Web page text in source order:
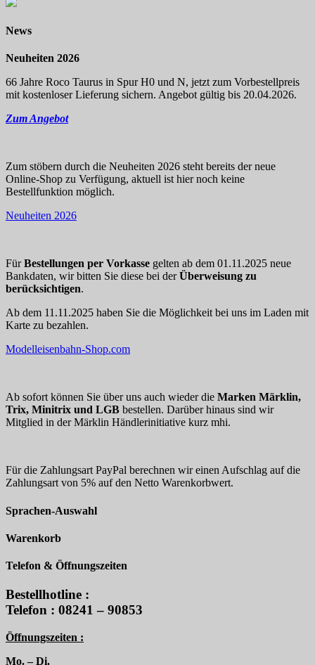
News
Neuheiten 2026
66 Jahre Roco Taurus in Spur H0 und N, jetzt zum Vorbestellpreis
mit kostenloser Lieferung sichern. Angebot gültig bis 20.04.2026.
Zum Angebot
Zum stöbern durch die Neuheiten 2026 steht bereits der neue
Online-Shop zu Verfügung, aktuell ist hier noch keine
Bestellfunktion möglich.
Neuheiten 2026
FürBestellungen per Vorkasse gelten ab dem 01.11.2025 neue
Bankdaten, wir bitten Sie diese bei derÜberweisung zu
berücksichtigen.
Ab dem 11.11.2025 haben Sie die Möglichkeit bei uns im Laden mit
Karte zu bezahlen.
Modelleisenbahn-Shop.com
Ab sofort können Sie über uns auch wieder die Marken Märklin,
Trix, Minitrix und LGB bestellen. Darüber hinaus sind wir
Mitglied in der Märklin Händlerinitiative kurz mhi.
Für die Zahlungsart PayPal berechnen wir einen Aufschlag auf die
Zahlungsart von 5% auf den Netto Warenkorbwert.
Sprachen-Auswahl
Warenkorb
Telefon & Öffnungszeiten
Bestellhotline :
Telefon : 08241 – 90853
Öffnungszeiten :
Mo. – Di.